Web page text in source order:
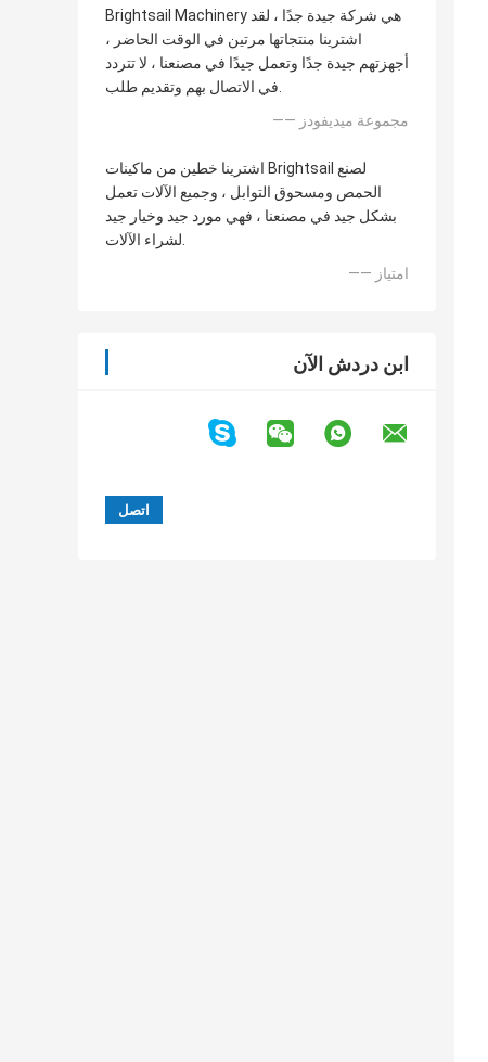
Brightsail Machinery هي شركة جيدة جدًا ، لقد
اشترينا منتجاتها مرتين في الوقت الحاضر ،
أجهزتهم جيدة جدًا وتعمل جيدًا في مصنعنا ، لا تتردد
في الاتصال بهم وتقديم طلب.
—— مجموعة ميديفودز
اشترينا خطين من ماكينات Brightsail لصنع
الحمص ومسحوق التوابل ، وجميع الآلات تعمل
بشكل جيد في مصنعنا ، فهي مورد جيد وخيار جيد
لشراء الآلات.
—— امتياز
ابن دردش الآن